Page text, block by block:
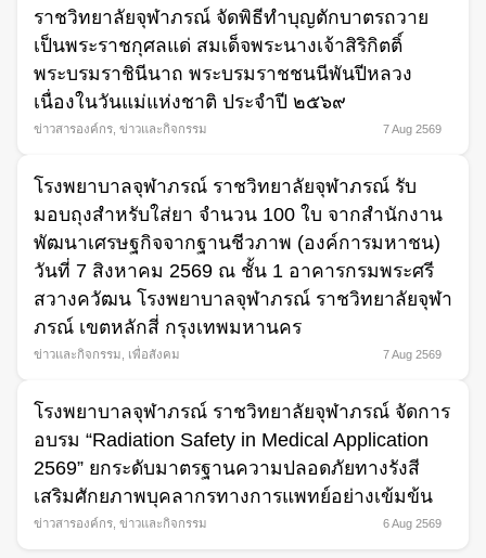
ราชวิทยาลัยจุฬาภรณ์ จัดพิธีทำบุญตักบาตรถวาย
เป็นพระราชกุศลแด่ สมเด็จพระนางเจ้าสิริกิตติ์
พระบรมราชินีนาถ พระบรมราชชนนีพันปีหลวง
เนื่องในวันแม่แห่งชาติ ประจำปี ๒๕๖๙
ข่าวสารองค์กร ข่าวและกิจกรรม 7 Aug 2569
โรงพยาบาลจุฬาภรณ์ ราชวิทยาลัยจุฬาภรณ์ รับ
มอบถุงสำหรับใส่ยา จำนวน 100 ใบ จากสำนักงาน
พัฒนาเศรษฐกิจจากฐานชีวภาพ (องค์การมหาชน)
วันที่ 7 สิงหาคม 2569 ณ ชั้น 1 อาคารกรมพระศรี
สวางควัฒน โรงพยาบาลจุฬาภรณ์ ราชวิทยาลัยจุฬา
ภรณ์ เขตหลักสี่ กรุงเทพมหานคร
ข่าวและกิจกรรม เพื่อสังคม 7 Aug 2569
โรงพยาบาลจุฬาภรณ์ ราชวิทยาลัยจุฬาภรณ์ จัดการ
อบรม “Radiation Safety in Medical Application
2569” ยกระดับมาตรฐานความปลอดภัยทางรังสี
เสริมศักยภาพบุคลากรทางการแพทย์อย่างเข้มข้น
ข่าวสารองค์กร ข่าวและกิจกรรม 6 Aug 2569